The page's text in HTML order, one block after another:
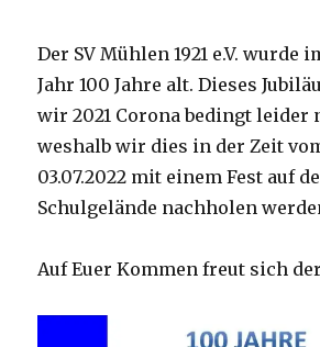
Der SV Mühlen 1921 e.V. wurde
Jahr 100 Jahre alt. Dieses
wir 2021 Corona bedingt leider
weshalb wir dies in der Zeit
03.07.2022 mit einem Fest auf
Schulgelände nachholen
Auf Euer Kommen freut sich